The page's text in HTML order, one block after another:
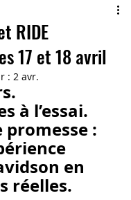
RIDE
17 et 18 avril
: 2 avr.
à l’essai.
promesse :
en
réelles.